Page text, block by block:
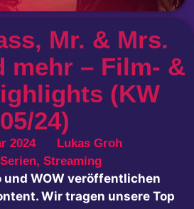
Mr. & Mrs.
mehr – Film- &
(KW
05/24)
2024
Lukas Groh
Serien, Streaming
und WOW veröffentlichen
Wir tragen unsere Top